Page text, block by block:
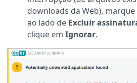
downloads da Web), marque
ao lado de Excluir
clique em Ignorar.